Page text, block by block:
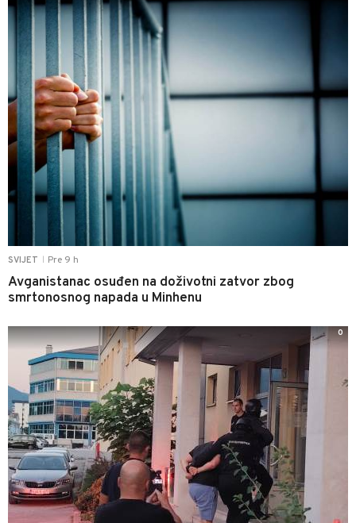
SVIJET Pre 9 h
Avganistanac osuđen na doživotni zatvor zbog
smrtonosnog napada u Minhenu
0